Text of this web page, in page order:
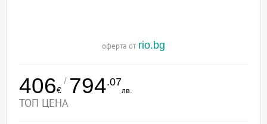
оферта от rio.bg
406€
/ 794.07
лв.
ТОП ЦЕНА